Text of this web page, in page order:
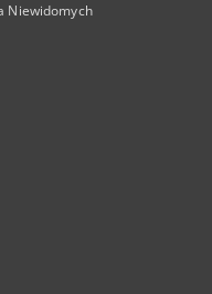
Niewidomych